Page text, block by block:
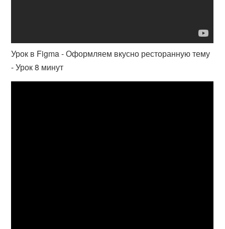
Урок в Figma - Оформляем вкусно ресторанную тему
- Урок 8 минут